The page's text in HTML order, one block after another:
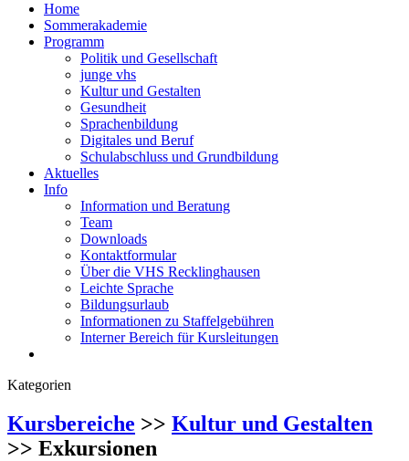
Home
Sommerakademie
Programm
Politik und Gesellschaft
junge vhs
Kultur und Gestalten
Gesundheit
Sprachenbildung
Digitales und Beruf
Schulabschluss und Grundbildung
Aktuelles
Info
Information und Beratung
Team
Downloads
Kontaktformular
Über die VHS Recklinghausen
Leichte Sprache
Bildungsurlaub
Informationen zu Staffelgebühren
Interner Bereich für Kursleitungen
Kategorien
Kursbereiche >> Kultur und Gestalten
>> Exkursionen